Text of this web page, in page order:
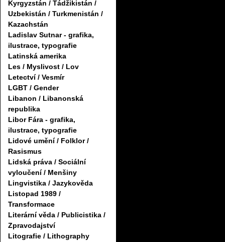
Kyrgyzstán / Tádžikistán /
Uzbekistán / Turkmenistán /
Kazachstán
Ladislav Sutnar - grafika,
ilustrace, typografie
Latinská amerika
Les / Myslivost / Lov
Letectví / Vesmír
LGBT / Gender
Libanon / Libanonská
republika
Libor Fára - grafika,
ilustrace, typografie
Lidové umění / Folklor /
Rasismus
Lidská práva / Sociální
vyloučení / Menšiny
Lingvistika / Jazykověda
Listopad 1989 /
Transformace
Literární věda / Publicistika /
Zpravodajství
Litografie / Lithography